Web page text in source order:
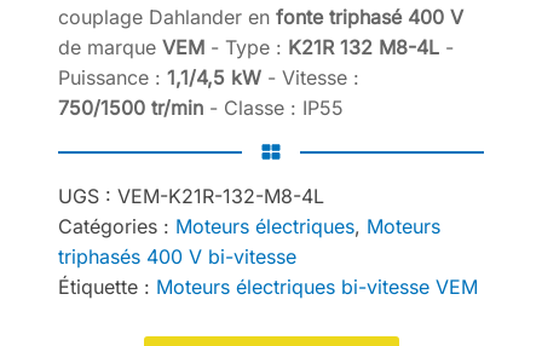
couplage Dahlander en fonte triphasé 400 V
de marque VEM - Type : K21R 132 M8-4L -
Puissance : 1,1/4,5 kW - Vitesse :
750/1500 tr/min - Classe : IP55
UGS : VEM-K21R-132-M8-4L
Catégories : Moteurs électriques, Moteurs
triphasés 400 V bi-vitesse
Étiquette : Moteurs électriques bi-vitesse VEM